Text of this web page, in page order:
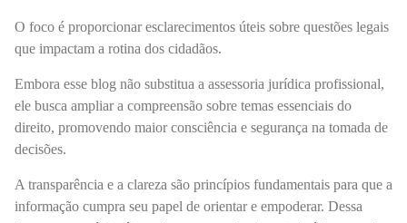
O foco é proporcionar esclarecimentos úteis sobre questões legais
que impactam a rotina dos cidadãos.
Embora esse blog não substitua a assessoria jurídica profissional,
ele busca ampliar a compreensão sobre temas essenciais do
direito, promovendo maior consciência e segurança na tomada de
decisões.
A transparência e a clareza são princípios fundamentais para que a
informação cumpra seu papel de orientar e empoderar. Dessa